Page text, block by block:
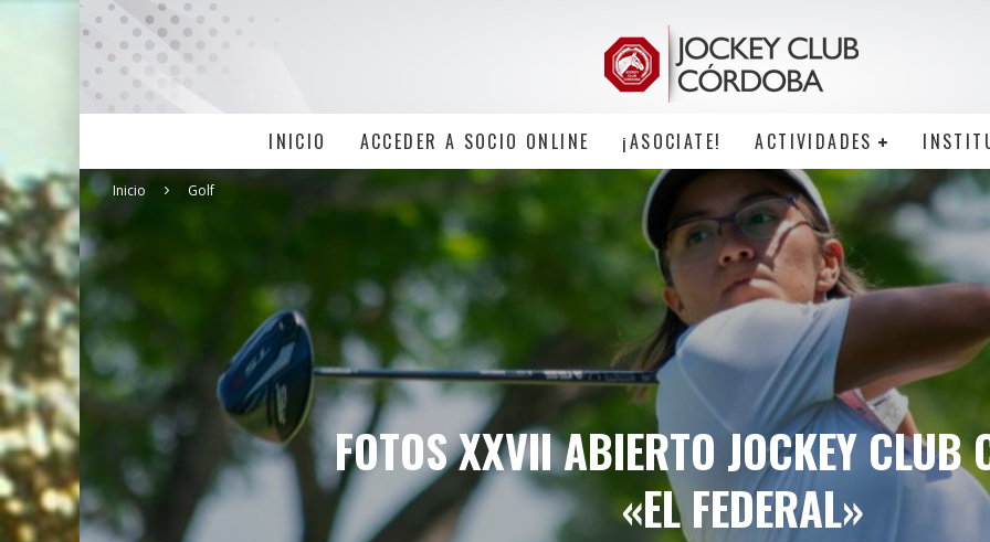
INICIO ACCEDER A SOCIO ONLINE ¡ASOCIATE! ACTIVIDADES
Inicio Golf
FOTOS XXVII ABIERTO JOCKEY CLUB
«EL FEDERAL»